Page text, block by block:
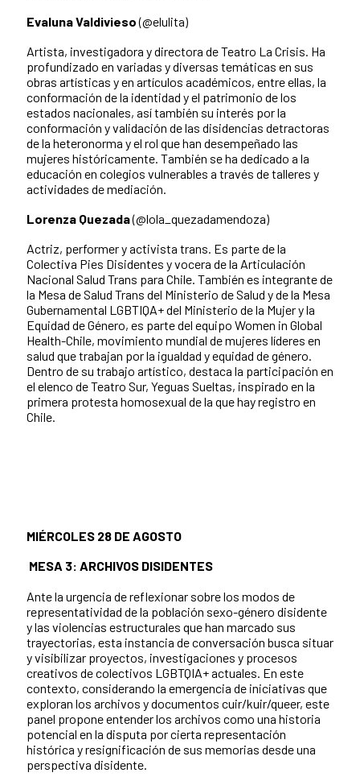
Evaluna Valdivieso(@elulita)
Artista, investigadora y directora de Teatro La Crisis. Ha
profundizado en variadas y diversas temáticas en sus
obras artísticas y en artículos académicos, entre ellas, la
conformación de la identidad y el patrimonio de los
estados nacionales, así también su interés por la
conformación y validación de las disidencias detractoras
de la heteronorma y el rol que han desempeñado las
mujeres históricamente. También se ha dedicado a la
educación en colegios vulnerables a través de talleres y
actividades de mediación.
Lorenza Quezada(@lola_quezadamendoza)
Actriz, performer y activista trans. Es parte de la
Colectiva Pies Disidentes y vocera de la Articulación
Nacional Salud Trans para Chile. También es integrante de
la Mesa de Salud Trans del Ministerio de Salud y de la Mesa
Gubernamental LGBTIQA+ del Ministerio de la Mujer y la
Equidad de Género, es parte del equipo Women in Global
Health-Chile, movimiento mundial de mujeres líderes en
salud que trabajan por la igualdad y equidad de género.
Dentro de su trabajo artístico, destaca la participación en
el elenco de Teatro Sur, Yeguas Sueltas, inspirado en la
primera protesta homosexual de la que hay registro en
Chile.
MIÉRCOLES 28 DE AGOSTO
MESA 3: ARCHIVOS DISIDENTES
Ante la urgencia de reflexionar sobre los modos de
representatividad de la población sexo-género disidente
y las violencias estructurales que han marcado sus
trayectorias, esta instancia de conversación busca situar
y visibilizar proyectos, investigaciones y procesos
creativos de colectivos LGBTQIA+ actuales. En este
contexto, considerando la emergencia de iniciativas que
exploran los archivos y documentos cuir/kuir/queer, este
panel propone entender los archivos como una historia
potencial en la disputa por cierta representación
histórica y resignificación de sus memorias desde una
perspectiva disidente.